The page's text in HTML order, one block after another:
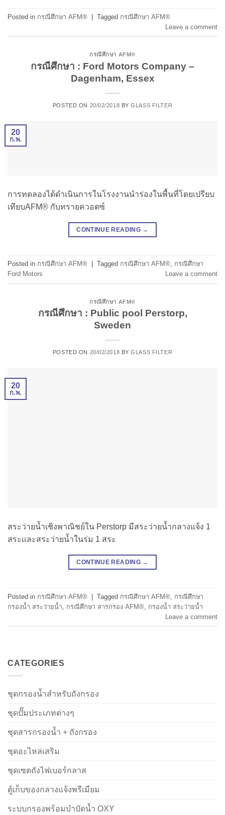
Posted in กรณีศึกษา AFM® | Tagged กรณีศึกษา AFM®
Leave a comment
กรณีศึกษา AFM®
กรณีศึกษา : Ford Motors Company –
Dagenham, Essex
POSTED ON 20/02/2018 BYGLASS FILTER
20
ก.พ.
การทดลองได้ดำเนินการในโรงงานนำร่องในพื้นที่โดยเปรียบ
เทียบAFM® กับทรายควอตซ์
CONTINUE READING →
Posted in กรณีศึกษา AFM® Tagged กรณีศึกษา AFM®, กรณีศึกษา
Ford Motors
Leave a comment
กรณีศึกษา AFM®
กรณีศึกษา : Public pool Perstorp,
Sweden
POSTED ON 20/02/2018 BYGLASS FILTER
20
ก.พ.
สระว่ายน้ำเชิงพาณิชย์ใน Perstorp มีสระว่ายน้ำกลางแจ้ง 1
สระและสระว่ายน้ำในร่ม 1 สระ
CONTINUE READING →
Posted in กรณีศึกษา AFM® | Tagged กรณีศึกษา AFM® กรณีศึกษา
กรองน้ำ สระว่ายน้ำ
กรณีศึกษา สารกรอง AFM® กรองน้ำ สระว่ายน้ำ
Leave a comment
CATEGORIES
ชุดกรองน้ำสำหรับถังกรอง
ชุดปั๊มประเภทต่างๆ
ชุดสารกรองน้ำ + ถังกรอง
ชุดอะไหล่เสริม
ชุดเซตถังไฟเบอร์กลาส
ตู้เก็บของกลางแจ้งพรีเมียม
ระบบกรองพร้อมบำบัดน้ำ OXY